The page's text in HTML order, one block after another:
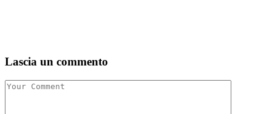
Lascia un commento